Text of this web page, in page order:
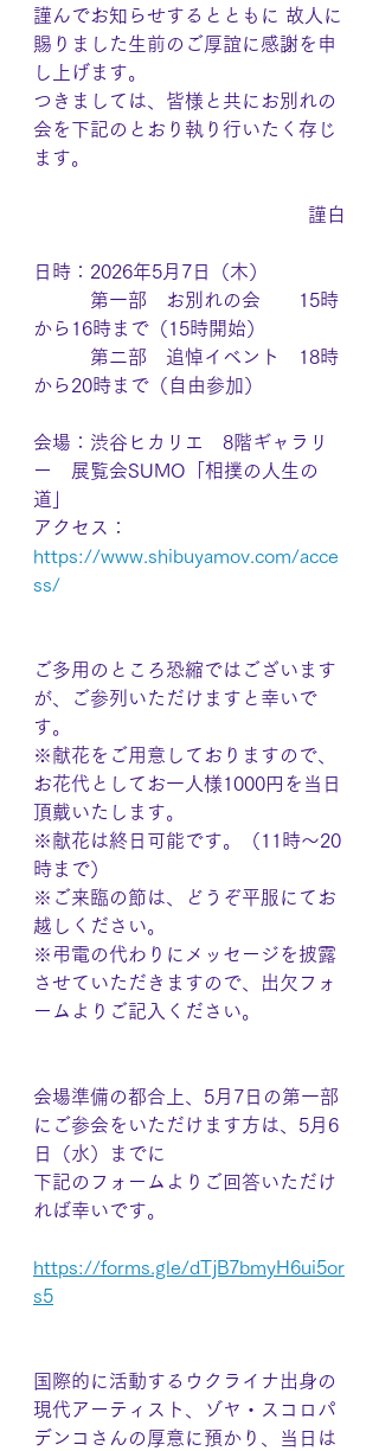
謹んでお知らせするとともに 故人に
賜りました生前のご厚誼に感謝を申
し上げます。
つきましては、皆様と共にお別れの
会を下記のとおり執り行いたく存じ
ます。
謹白
日時：2026年5月7日（木）
第一部　お別れの会　　15時
から16時まで（15時開始）
第二部　追悼イベント　18時
から20時まで（自由参加）
会場：渋谷ヒカリエ　8階ギャラリ
ー　展覧会SUMO「相撲の人生の
道」
アクセス：
https://www.shibuyamov.com/acce
ss/
ご多用のところ恐縮ではございます
が、ご参列いただけますと幸いで
す。
※献花をご用意しておりますので、
お花代としてお一人様1000円を当日
頂戴いたします。
※献花は終日可能です。（11時～20
時まで）
※ご来臨の節は、どうぞ平服にてお
越しください。
※弔電の代わりにメッセージを披露
させていただきますので、出欠フォ
ームよりご記入ください。
会場準備の都合上、5月7日の第一部
にご参会をいただけます方は、5月6
日（水）までに
下記のフォームよりご回答いただけ
れば幸いです。
https://forms.gle/dTjB7bmyH6ui5or
s5
国際的に活動するウクライナ出身の
現代アーティスト、ゾヤ・スコロパ
デンコさんの厚意に預かり、当日は